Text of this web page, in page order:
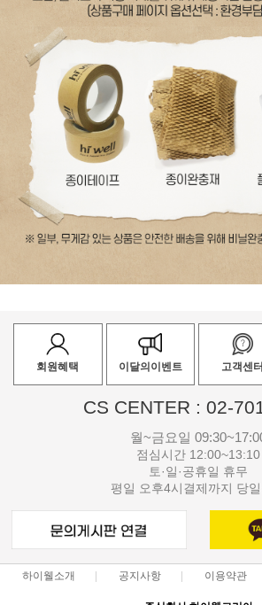
회원혜택 이달의이벤트 고객센터
CS CENTER : 02-
월~금요일
점심시간 12:00~13:10
토·일·공휴일 휴무
평일 오후4시결제까지 당
하이웰소개 공지사항 이용약관